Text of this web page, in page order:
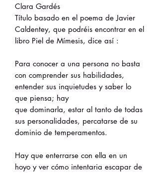
Clara Gardés
Título basado en el poema de Javier
Caldentey, que podréis encontrar en el
libro Piel de Mímesis, dice así :
Para conocer a una persona no basta
con comprender sus habilidades,
entender sus inquietudes y saber lo
que piensa; hay
que dominarla, estar al tanto de todas
sus personalidades, percatarse de su
dominio de temperamentos.
Hay que enterrarse con ella en un
hoyo y ver cómo intentaria escapar de